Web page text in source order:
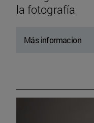
la fotografía
Más informacion